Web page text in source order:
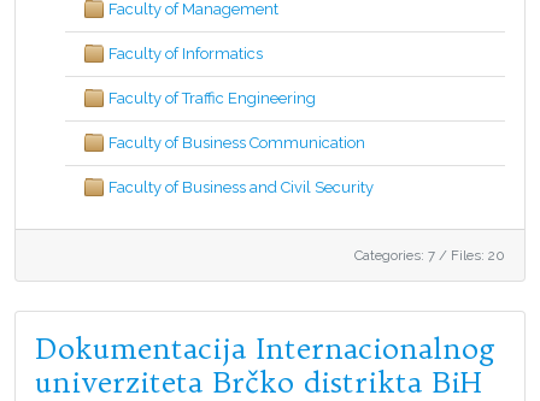
Faculty of Management
Faculty of Informatics
Faculty of Traffic Engineering
Faculty of Business Communication
Faculty of Business and Civil Security
Categories: 7 / Files: 20
Dokumentacija Internacionalnog
univerziteta Brčko distrikta BiH